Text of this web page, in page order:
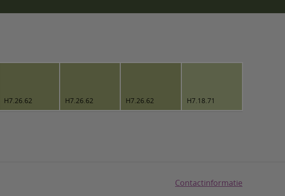
H7.26.62 H7.26.62 H7.26.62 H7.18.71
Contactinformatie